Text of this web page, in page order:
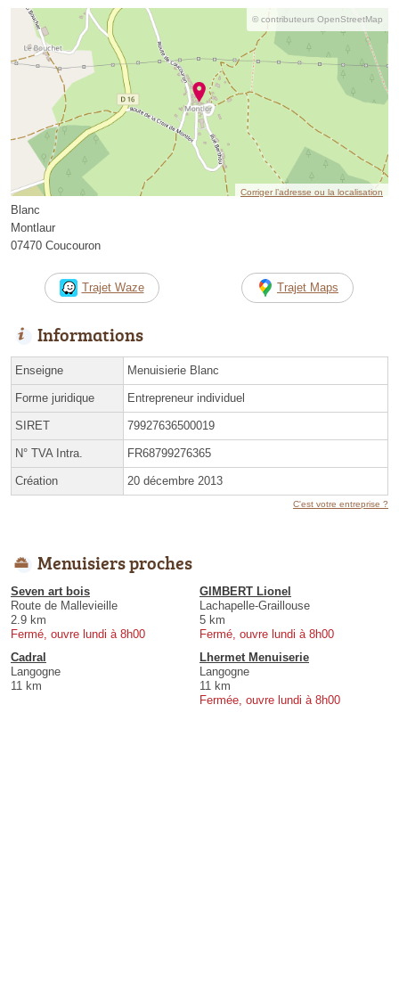
© contributeurs OpenStreetMap
Corriger l’adresse ou la localisation
Blanc
Montlaur
07470 Coucouron
Trajet Waze Trajet Maps
Informations
Enseigne Menuisierie Blanc
Forme juridique Entrepreneur individuel
SIRET 79927636500019
N° TVA Intra. FR68799276365
Création 20 décembre 2013
C'est votre entreprise ?
Menuisiers proches
Seven art bois
Route de Mallevieille
2.9 km
Fermé, ouvre lundi à 8h00
GIMBERT Lionel
Lachapelle-Graillouse
5 km
Fermé, ouvre lundi à 8h00
Cadral
Langogne
11 km
Lhermet Menuiserie
Langogne
11 km
Fermée, ouvre lundi à 8h00